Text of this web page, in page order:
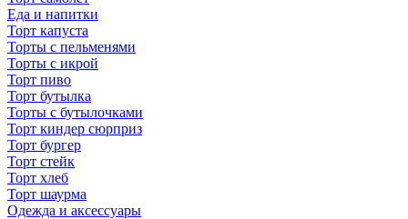
Еда и напитки
Торт капуста
Торты с пельменями
Торты с икрой
Торт пиво
Торт бутылка
Торты с бутылочками
Торт киндер сюрприз
Торт бургер
Торт стейк
Торт хлеб
Торт шаурма
Одежда и аксессуары